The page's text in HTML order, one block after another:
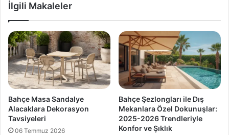
İlgili Makaleler
Bahçe Masa Sandalye
Alacaklara Dekorasyon
Tavsiyeleri
06 Temmuz 2026
Bahçe Şezlongları ile Dış
Mekanlara Özel Dokunuşlar:
2025-2026 Trendleriyle
Konfor ve Şıklık